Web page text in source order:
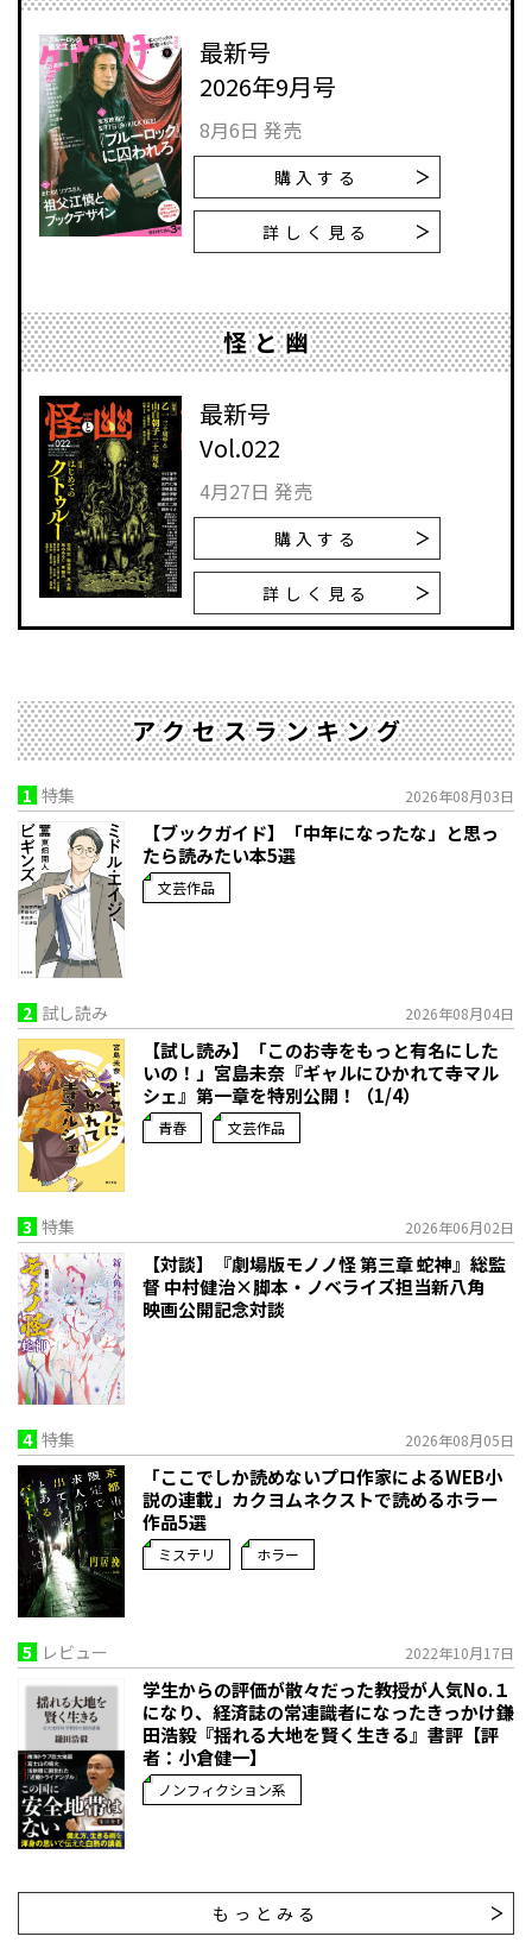
最新号
2026年9月号
8月6日 発売
購入する
詳しく見る
怪と幽
最新号
Vol.022
4月27日 発売
購入する
詳しく見る
アクセスランキング
1 特集 2026年08月03日
【ブックガイド】「中年になったな」と思っ
たら読みたい本5選
文芸作品
2 試し読み 2026年08月04日
【試し読み】「このお寺をもっと有名にした
いの！」宮島未奈『ギャルにひかれて寺マル
シェ』第一章を特別公開！（1/4）
青春 文芸作品
3 特集 2026年06月02日
【対談】『劇場版モノノ怪 第三章 蛇神』総監
督 中村健治×脚本・ノベライズ担当新八角
映画公開記念対談
4 特集 2026年08月05日
「ここでしか読めないプロ作家によるWEB小
説の連載」――カクヨムネクストで読めるホラー
作品5選
ミステリ ホラー
5 レビュー 2022年10月17日
学生からの評価が散々だった教授が人気No.１
になり、経済誌の常連識者になったきっかけ――鎌
田浩毅『揺れる大地を賢く生きる』書評【評
者：小倉健一】
ノンフィクション系
もっとみる